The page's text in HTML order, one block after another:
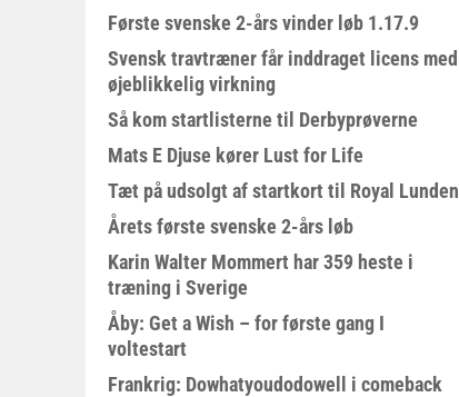
Første svenske 2-års vinder løb 1.17.9
Svensk travtræner får inddraget licens med
øjeblikkelig virkning
Så kom startlisterne til Derbyprøverne
Mats E Djuse kører Lust for Life
Tæt på udsolgt af startkort til Royal Lunden
Årets første svenske 2-års løb
Karin Walter Mommert har 359 heste i
træning i Sverige
Åby: Get a Wish – for første gang I
voltestart
Frankrig: Dowhatyoudodowell i comeback